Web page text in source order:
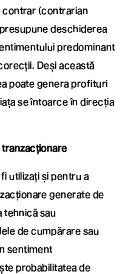
contrar (contrarian
deschiderea
predominant
Deși această
poate genera profituri
se întoarce în direcția
utilizați și pentru a
generate de
tehnică sau
de cumpărare sau
sentiment
probabilitatea de